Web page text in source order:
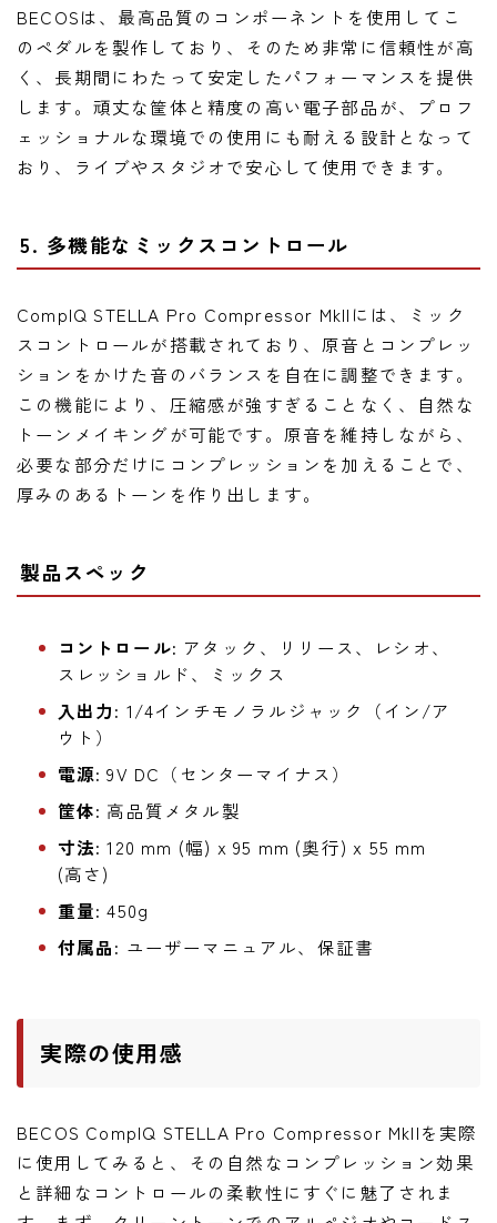
BECOSは、最高品質のコンポーネントを使用してこ
のペダルを製作しており、そのため非常に信頼性が高
く、長期間にわたって安定したパフォーマンスを提供
します。頑丈な筐体と精度の高い電子部品が、プロフ
ェッショナルな環境での使用にも耐える設計となって
おり、ライブやスタジオで安心して使用できます。
5. 多機能なミックスコントロール
CompIQ STELLA Pro Compressor MkIIには、ミック
スコントロールが搭載されており、原音とコンプレッ
ションをかけた音のバランスを自在に調整できます。
この機能により、圧縮感が強すぎることなく、自然な
トーンメイキングが可能です。原音を維持しながら、
必要な部分だけにコンプレッションを加えることで、
厚みのあるトーンを作り出します。
製品スペック
コントロール: アタック、リリース、レシオ、
スレッショルド、ミックス
入出力: 1/4インチモノラルジャック（イン/ア
ウト）
電源: 9V DC（センターマイナス）
筐体: 高品質メタル製
寸法: 120 mm (幅) x 95 mm (奥行) x 55 mm
(高さ)
重量: 450g
付属品: ユーザーマニュアル、保証書
実際の使用感
BECOS CompIQ STELLA Pro Compressor MkIIを実際
に使用してみると、その自然なコンプレッション効果
と詳細なコントロールの柔軟性にすぐに魅了されま